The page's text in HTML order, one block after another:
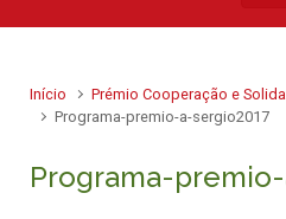
Início
Prémio Cooperação e
Programa-premio-a-sergio2017
Programa-